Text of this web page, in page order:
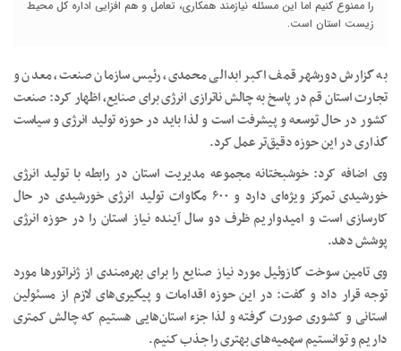
را ممنوع کنیم اما این مسئله نیازمند همکاری، تعامل و هم افزایی اداره کل محیط
زیست استان است.
به گزارش دورشهر قمف اکبر ابدالی محمدی، رئیس سازمان صنعت، معدن و
تجارت استان قم در پاسخ به چالش ناترازی انرژی برای صنایع، اظهار کرد: صنعت
کشور در حال توسعه و پیشرفت است و لذا باید در حوزه تولید انرژی و سیاست
گذاری در این حوزه دقیق‌تر عمل کرد.
وی اضافه کرد: خوشبختانه مجموعه مدیریت استان در رابطه با تولید انرژی
خورشیدی تمرکز ویژه‌ای دارد و ۶۰۰ مگاوات تولید انرژی خورشیدی در حال
کارسازی است و امیدواریم ظرف دو سال آینده نیاز استان را در حوزه انرژی
پوشش دهد.
وی تامین سوخت گازوئیل مورد نیاز صنایع را برای بهره‌مندی از ژنراتورها مورد
توجه قرار داد و گفت: در این حوزه اقدامات و پیگیری‌های لازم از مسئولین
استانی و کشوری صورت گرفته و لذا جزء استان‌هایی هستیم که چالش کمتری
داریم و توانستیم سهمیه‌های بهتری را جذب کنیم.